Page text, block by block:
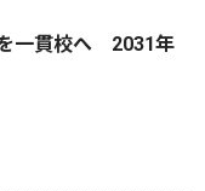
一貫校へ 2031年